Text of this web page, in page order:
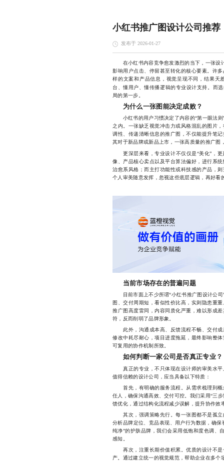
小红书推广图设计公司推荐
发布于 2026-01-27
在小红书内容竞争愈发激烈的当下，一张设
影响用户点击、停留甚至转化的核心要素。许
样的文案和产品信息，视觉呈现不同，结果天
台、懂用户、懂传播逻辑的专业设计支持。而
局的第一步。
为什么一张图能决定成败？
小红书的用户习惯决定了内容的“第一眼法
之内。一张缺乏视觉冲击力或风格混乱的图片
调性、传递清晰信息的推广图，不仅能提升笔
其对于新品牌或新品上市，一张高质量的推广图
更深层来看，专业设计不仅仅是“美化”，更
像、产品核心卖点以及平台算法偏好，进行系
治愈系风格；而主打功能性或科技感的产品，
个人审美随意发挥，忽视这些底层逻辑，再好看
当前市场存在的普遍问题
目前市面上不少所谓“小红书推广图设计公司
图、交付周期短，看似性价比高，实则隐患重
推广图高度雷同，内容同质化严重，难以形成
符，反而削弱了品牌形象。
此外，沟通成本高、反馈流程不畅、交付成
修改中耗尽耐心，项目进度拖延，最终影响整
可复用的协作机制所致。
如何判断一家公司是否真正专业？
真正的专业，不只体现在设计师的审美水平
值得信赖的设计公司，应当具备以下特质：
首先，有明确的服务流程。从需求梳理到概
任人，确保沟通高效、交付可控。我们采用“三
馈优化，通过结构化流程减少误解，提升协作效
其次，强调策略先行。每一张图都不是孤立
分析品牌定位、竞品表现、用户行为数据，确
纯净”的护肤品牌，我们会采用低饱和度色调、
感知。
再次，注重长期价值积累。优质的设计不是
产。通过建立统一的视觉规范，帮助企业在多